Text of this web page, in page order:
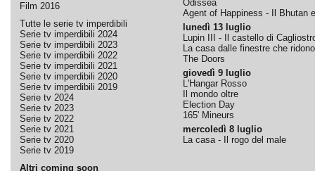
Film 2016
Tutte le serie tv imperdibili
Serie tv imperdibili 2024
Serie tv imperdibili 2023
Serie tv imperdibili 2022
Serie tv imperdibili 2021
Serie tv imperdibili 2020
Serie tv imperdibili 2019
Serie tv 2024
Serie tv 2023
Serie tv 2022
Serie tv 2021
Serie tv 2020
Serie tv 2019
Altri coming soon
Odissea
Agent of Happiness - Il Bhutan
lunedì 13 luglio
Lupin III - Il castello di
La casa dalle finestre che ridono
The Doors
giovedì 9 luglio
L'Hangar Rosso
Il mondo oltre
Election Day
165' Mineurs
mercoledì 8 luglio
La casa - Il rogo del male